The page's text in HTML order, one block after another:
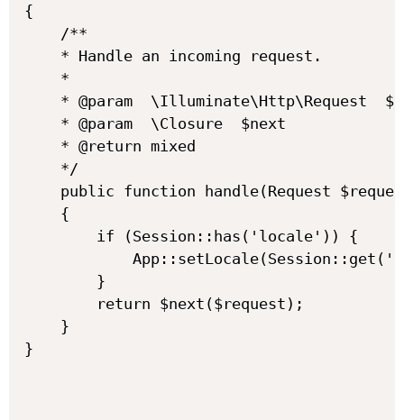
{
    /**
    * Handle an incoming request.
    *
* @param  \Illuminate\Http\Request
    * @param  \Closure  $next
    * @return mixed
    */
public function handle(Request
    {
        if (Session::has('locale')) {
        }
        return $next($request);
    }
}